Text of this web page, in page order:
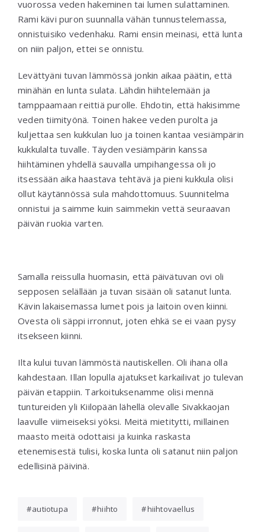
vuorossa veden hakeminen tai lumen sulattaminen.
Rami kävi puron suunnalla vähän tunnustelemassa,
onnistuisiko vedenhaku. Rami ensin meinasi, että lunta
on niin paljon, ettei se onnistu.
Levättyäni tuvan lämmössä jonkin aikaa päätin, että
minähän en lunta sulata. Lähdin hiihtelemään ja
tamppaamaan reittiä purolle. Ehdotin, että hakisimme
veden tiimityönä. Toinen hakee veden purolta ja
kuljettaa sen kukkulan luo ja toinen kantaa vesiämpärin
kukkulalta tuvalle. Täyden vesiämpärin kanssa
hiihtäminen yhdellä sauvalla umpihangessa oli jo
itsessään aika haastava tehtävä ja pieni kukkula olisi
ollut käytännössä sula mahdottomuus. Suunnitelma
onnistui ja saimme kuin saimmekin vettä seuraavan
päivän ruokia varten.
Samalla reissulla huomasin, että päivätuvan ovi oli
sepposen selällään ja tuvan sisään oli satanut lunta.
Kävin lakaisemassa lumet pois ja laitoin oven kiinni.
Ovesta oli säppi irronnut, joten ehkä se ei vaan pysy
itsekseen kiinni.
Ilta kului tuvan lämmöstä nautiskellen. Oli ihana olla
kahdestaan. Illan lopulla ajatukset karkailivat jo tulevan
päivän etappiin. Tarkoituksenamme olisi mennä
tuntureiden yli Kiilopään lähellä olevalle Sivakkaojan
laavulle viimeiseksi yöksi. Meitä mietitytti, millainen
maasto meitä odottaisi ja kuinka raskasta
etenemisestä tulisi, koska lunta oli satanut niin paljon
edellisinä päivinä.
autiotupa hiihto hiihtovaellus